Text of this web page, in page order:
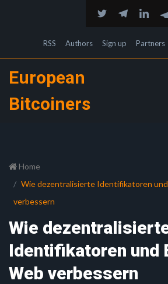
RSS Authors Sign up Partners
European
Bitcoiners
Home
Wie dezentralisierte Identifikatoren
verbessern
Wie
Identifikatoren und
Web verbessern